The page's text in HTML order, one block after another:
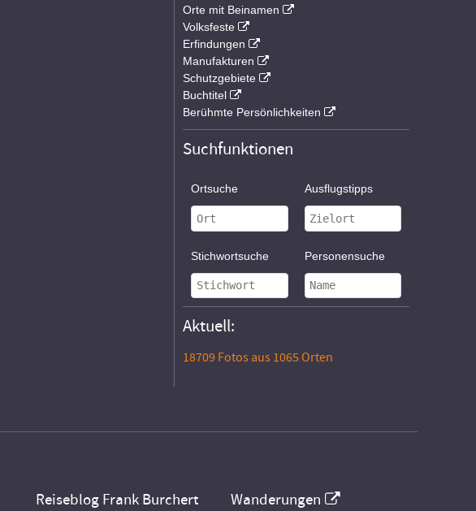
Orte mit Beinamen
Volksfeste
Erfindungen
Manufakturen
Schutzgebiete
Buchtitel
Berühmte Persönlichkeiten
Suchfunktionen
Ortsuche Ausflugstipps
Stichwortsuche Personensuche
Aktuell:
18709 Fotos aus 1065 Orten
Reiseblog Frank Burchert Wanderungen